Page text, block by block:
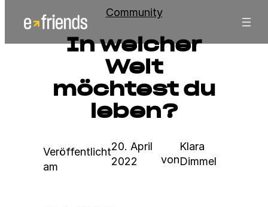
Inhalt
springen
Community
In welcher
Welt
möchtest du
leben?
Veröffentlicht
am
20. April
2022
von
Klara
Dimmel